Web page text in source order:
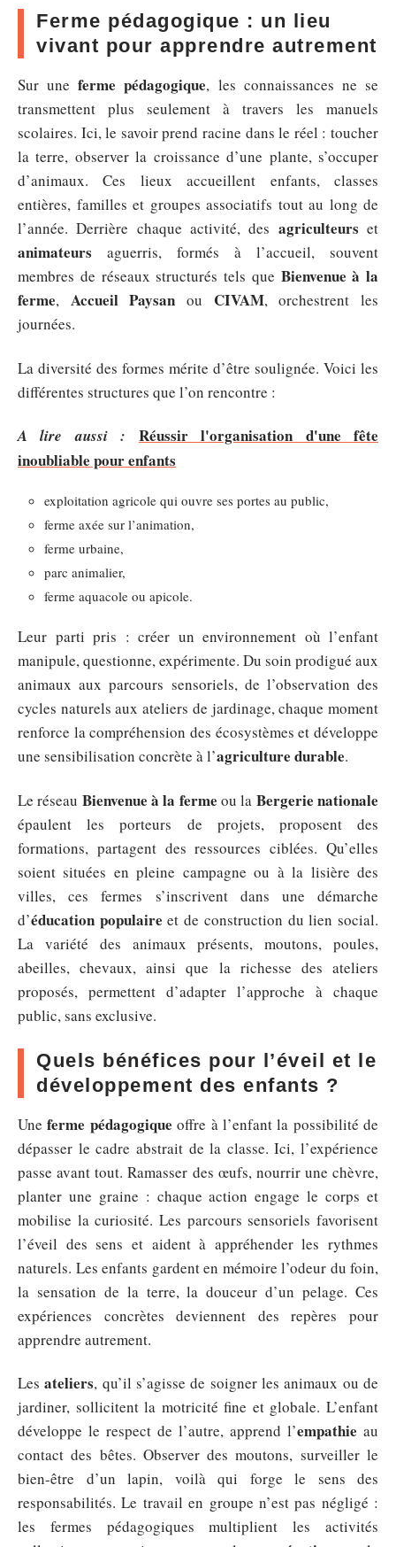
Ferme pédagogique : un lieu
vivant pour apprendre autrement
Sur uneferme pédagogique, les connaissances ne se
transmettent plus seulement à travers les manuels
scolaires. Ici, le savoir prend racine dans le réel : toucher
la terre, observer la croissance d’une plante, s’occuper
d’animaux. Ces lieux accueillent enfants, classes
entières, familles et groupes associatifs tout au long de
l’année. Derrière chaque activité, des agriculteurs et
animateurs aguerris, formés à l’accueil, souvent
membres de réseaux structurés tels que Bienvenue à la
ferme, Accueil Paysan ou CIVAM, orchestrent les
journées.
La diversité des formes mérite d’être soulignée. Voici les
différentes structures que l’on rencontre :
A lire aussi :
Réussir l'organisation d'une fête
inoubliable pour enfants
exploitation agricole qui ouvre ses portes au public,
ferme axée sur l’animation,
ferme urbaine,
parc animalier,
ferme aquacole ou apicole.
Leur parti pris : créer un environnement où l’enfant
manipule, questionne, expérimente. Du soin prodigué aux
animaux aux parcours sensoriels, de l’observation des
cycles naturels aux ateliers de jardinage, chaque moment
renforce la compréhension des écosystèmes et développe
une sensibilisation concrète à l’agriculture durable.
Le réseau Bienvenue à la ferme ou la Bergerie nationale
épaulent les porteurs de projets, proposent des
formations, partagent des ressources ciblées. Qu’elles
soient situées en pleine campagne ou à la lisière des
villes, ces fermes s’inscrivent dans une démarche
d’éducation populaire et de construction du lien social.
La variété des animaux présents, moutons, poules,
abeilles, chevaux, ainsi que la richesse des ateliers
proposés, permettent d’adapter l’approche à chaque
public, sans exclusive.
Quels bénéfices pour l’éveil et le
développement des enfants ?
Uneferme pédagogique offre à l’enfant la possibilité de
dépasser le cadre abstrait de la classe. Ici, l’expérience
passe avant tout. Ramasser des œufs, nourrir une chèvre,
planter une graine : chaque action engage le corps et
mobilise la curiosité. Les parcours sensoriels favorisent
l’éveil des sens et aident à appréhender les rythmes
naturels. Les enfants gardent en mémoire l’odeur du foin,
la sensation de la terre, la douceur d’un pelage. Ces
expériences concrètes deviennent des repères pour
apprendre autrement.
Lesateliers, qu’il s’agisse de soigner les animaux ou de
jardiner, sollicitent la motricité fine et globale. L’enfant
développe le respect de l’autre, apprend l’empathie au
contact des bêtes. Observer des moutons, surveiller le
bien-être d’un lapin, voilà qui forge le sens des
responsabilités. Le travail en groupe n’est pas négligé :
les fermes pédagogiques multiplient les activités